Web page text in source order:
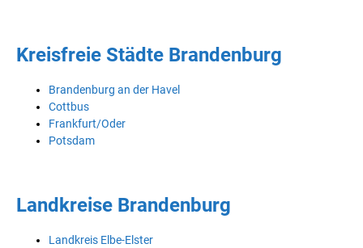
Kreisfreie Städte Brandenburg
Brandenburg an der Havel
Cottbus
Frankfurt/Oder
Potsdam
Landkreise Brandenburg
Landkreis Elbe-Elster